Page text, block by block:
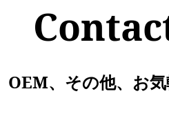
OEM、その他、 お